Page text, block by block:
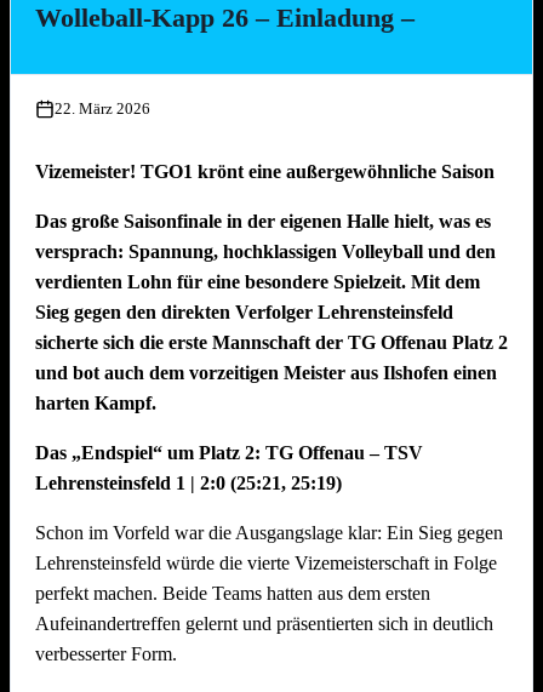
Wolleball-Kapp 26 – Einladung –
22. März 2026
Vizemeister! TGO1 krönt eine außergewöhnliche Saison
Das große Saisonfinale in der eigenen Halle hielt, was es
versprach: Spannung, hochklassigen Volleyball und den
verdienten Lohn für eine besondere Spielzeit. Mit dem
Sieg gegen den direkten Verfolger Lehrensteinsfeld
sicherte sich die erste Mannschaft der TG Offenau Platz 2
und bot auch dem vorzeitigen Meister aus Ilshofen einen
harten Kampf.
Das „Endspiel“ um Platz 2: TG Offenau – TSV
Lehrensteinsfeld 1 | 2:0 (25:21, 25:19)
Schon im Vorfeld war die Ausgangslage klar: Ein Sieg gegen
Lehrensteinsfeld würde die vierte Vizemeisterschaft in Folge
perfekt machen. Beide Teams hatten aus dem ersten
Aufeinandertreffen gelernt und präsentierten sich in deutlich
verbesserter Form.